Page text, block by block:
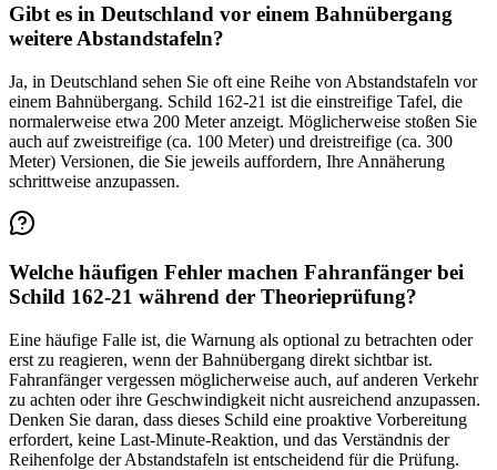
Gibt es in Deutschland vor einem Bahnübergang
weitere Abstandstafeln?
Ja, in Deutschland sehen Sie oft eine Reihe von Abstandstafeln vor
einem Bahnübergang. Schild 162-21 ist die einstreifige Tafel, die
normalerweise etwa 200 Meter anzeigt. Möglicherweise stoßen Sie
auch auf zweistreifige (ca. 100 Meter) und dreistreifige (ca. 300
Meter) Versionen, die Sie jeweils auffordern, Ihre Annäherung
schrittweise anzupassen.
Welche häufigen Fehler machen Fahranfänger bei
Schild 162-21 während der Theorieprüfung?
Eine häufige Falle ist, die Warnung als optional zu betrachten oder
erst zu reagieren, wenn der Bahnübergang direkt sichtbar ist.
Fahranfänger vergessen möglicherweise auch, auf anderen Verkehr
zu achten oder ihre Geschwindigkeit nicht ausreichend anzupassen.
Denken Sie daran, dass dieses Schild eine proaktive Vorbereitung
erfordert, keine Last-Minute-Reaktion, und das Verständnis der
Reihenfolge der Abstandstafeln ist entscheidend für die Prüfung.